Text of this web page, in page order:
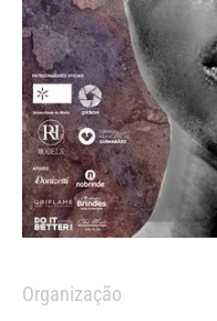
Organização